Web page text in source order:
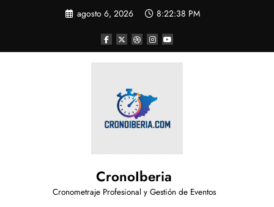
agosto 6, 2026 8:22:38 PM
CronoIberia
Cronometraje Profesional y Gestión de Eventos